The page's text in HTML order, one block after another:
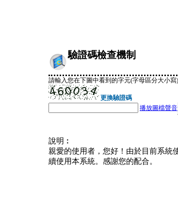
驗證碼檢查機制
請輸入您在下圖中看到的字元(字母區分大小寫)
更換驗證碼
播放圖檔聲音
說明︰
親愛的使用者，您好！由於目前系統
續使用本系統。感謝您的配合。